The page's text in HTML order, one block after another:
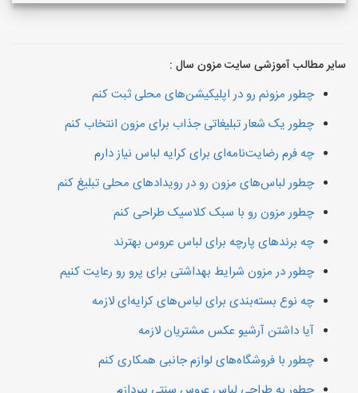
سایر مطالب آموزشی سایت مزون سال :
چطور مزونم رو در اپلیکیشن‌های محلی ثبت کنم
چطور یک شعار تبلیغاتی جذاب برای مزون انتخاب کنم
چه فرم رضایت‌نامه‌ای برای کرایه لباس نیاز دارم
چطور لباس‌های مزون رو در رویدادهای محلی تبلیغ کنم
چطور مزون رو با سبک کلاسیک طراحی کنم
چه برندهای پارچه برای لباس عروس بهترند
چطور در مزون شرایط بهداشتی برای پرو رو رعایت کنیم
چه نوع بسته‌بندی برای لباس‌های کرایه‌ای لازمه
آیا داشتن آرشیو عکس مشتریان لازمه
چطور با فروشگاه‌های لوازم جانبی همکاری کنم